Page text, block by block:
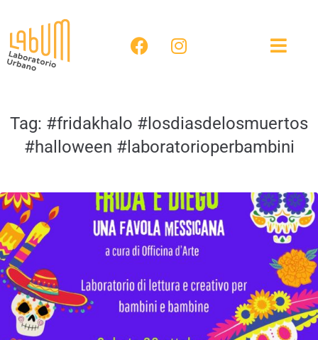
Tag: #fridakhalo #losdiasdelosmuertos
#halloween #laboratorioperbambini